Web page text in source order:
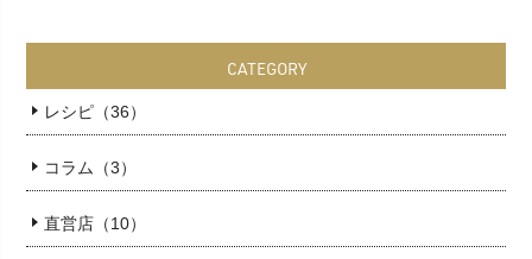
CATEGORY
レシピ（36）
コラム（3）
直営店（10）